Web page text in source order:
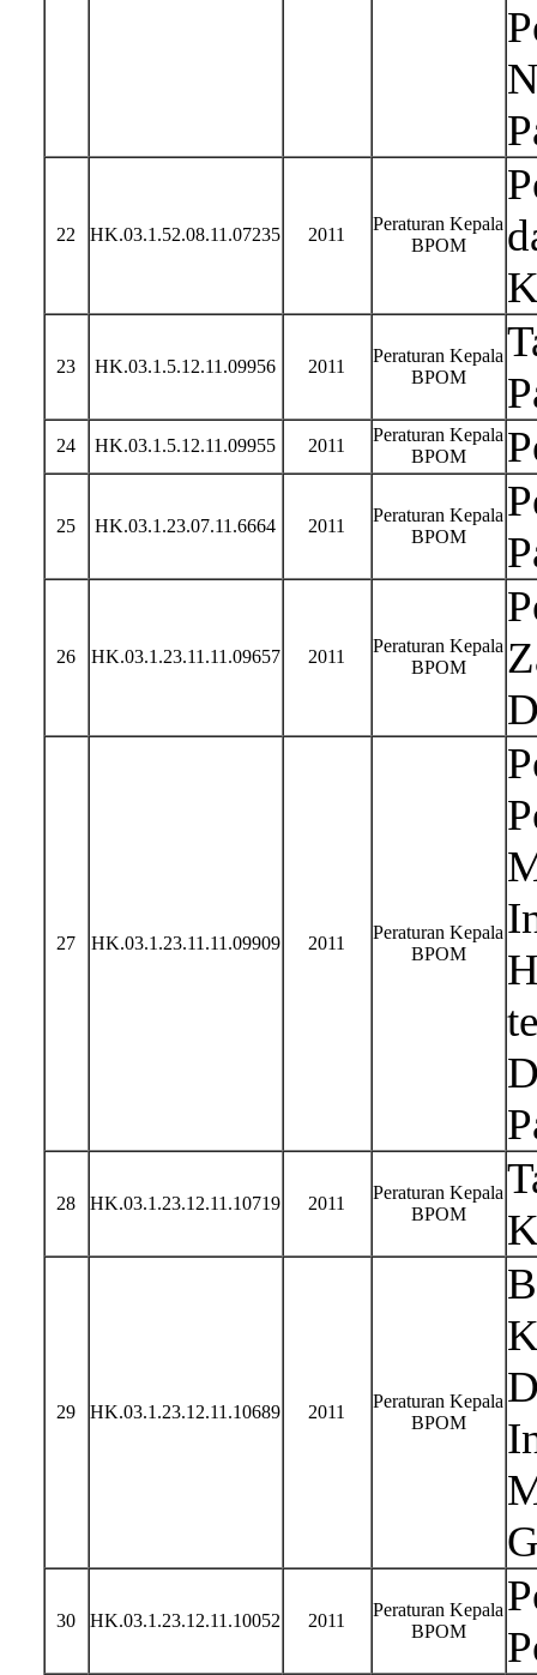
22 HK.03.1.52.08.11.07235 2011
Peraturan Kepala
BPOM
23 HK.03.1.5.12.11.09956 2011
Peraturan Kepala
BPOM
24 HK.03.1.5.12.11.09955 2011
Peraturan Kepala
BPOM
25 HK.03.1.23.07.11.6664 2011
Peraturan Kepala
BPOM
26 HK.03.1.23.11.11.09657 2011
Peraturan Kepala
BPOM
27 HK.03.1.23.11.11.09909 2011
Peraturan Kepala
BPOM
28 HK.03.1.23.12.11.10719 2011
Peraturan Kepala
BPOM
29 HK.03.1.23.12.11.10689 2011
Peraturan Kepala
BPOM
30 HK.03.1.23.12.11.10052 2011
Peraturan Kepala
BPOM